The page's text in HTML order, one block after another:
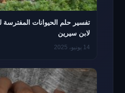
تفسير حلم الحيوانات المفترسة
لابن سيرين
14 يونيو، 2025